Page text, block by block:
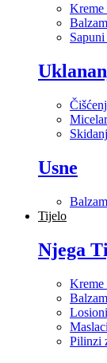
Kreme
Usne
Tijelo
Njega
Kreme
Pilinzi